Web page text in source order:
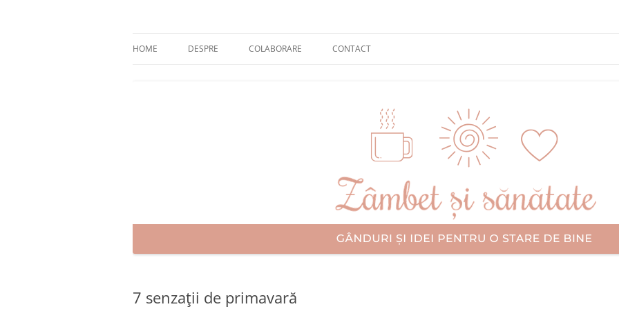
HOME DESPRE COLABORARE CONTACT
7 senzaţii de primavară